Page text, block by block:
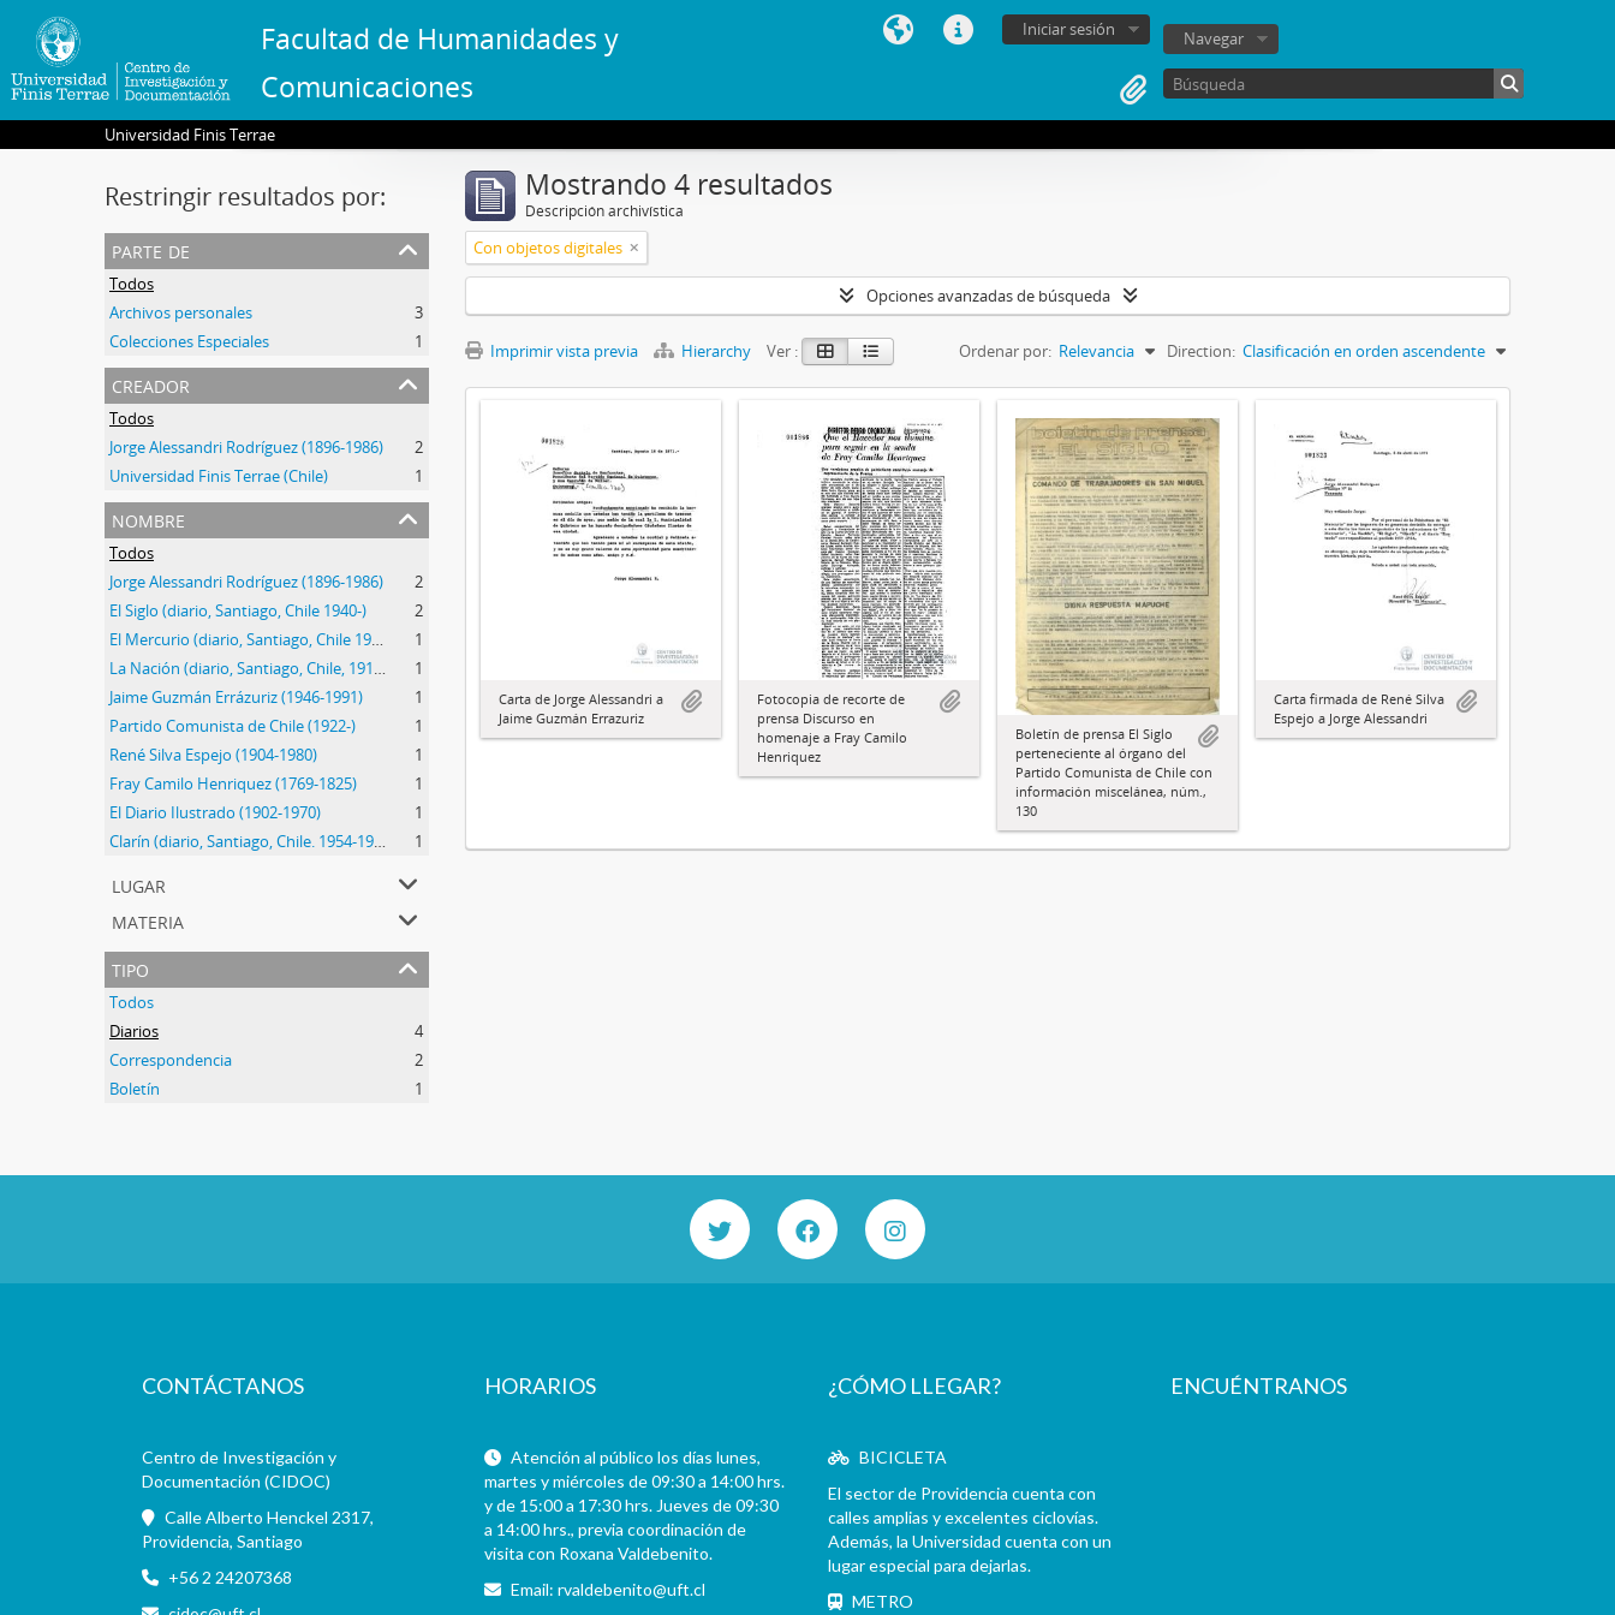
Facultad de Humanidades y
Comunicaciones
Iniciar sesión Navegar
Universidad Finis Terrae
Restringir resultados por:
parte de
Todos
Archivos personales
3
Colecciones Especiales
1
creador
Todos
Jorge Alessandri Rodríguez (1896-1986)
2
Universidad Finis Terrae (Chile)
1
nombre
Todos
Jorge Alessandri Rodríguez (1896-1986)
2
El Siglo (diario, Santiago, Chile 1940-)
2
El Mercurio (diario, Santiago, Chile 1900-)
1
La Nación (diario, Santiago, Chile, 1917-)
1
Jaime Guzmán Errázuriz (1946-1991)
1
Partido Comunista de Chile (1922-)
1
René Silva Espejo (1904-1980)
1
Fray Camilo Henriquez (1769-1825)
1
El Diario Ilustrado (1902-1970)
1
Clarín (diario, Santiago, Chile. 1954-1973)
1
lugar
materia
tipo
Todos
Diarios
4
Correspondencia
2
Boletín
1
Mostrando 4 resultados
Descripción archivística
Con objetos digitales
Opciones avanzadas de búsqueda
Imprimir vista previa Hierarchy Ver : Ordenar por: Relevancia Direction: Clasificación en orden ascendente
Carta de Jorge Alessandri a
Jaime Guzmán Errazuriz
Fotocopia de recorte de
prensa Discurso en
homenaje a Fray Camilo
Henriquez
Boletín de prensa El Siglo
perteneciente al órgano del
Partido Comunista de Chile con
información miscelánea, núm.,
130
Carta firmada de René Silva
Espejo a Jorge Alessandri
CONTÁCTANOS
Centro de Investigación y
Documentación (CIDOC)
Calle Alberto Henckel 2317,
Providencia, Santiago
+56 2 24207368
HORARIOS
Atención al público los días lunes,
martes y miércoles de 09:30 a 14:00 hrs.
y de 15:00 a 17:30 hrs. Jueves de 09:30
a 14:00 hrs., previa coordinación de
visita con Roxana Valdebenito.
Email:rvaldebenito@uft.cl
¿CÓMO LLEGAR?
BICICLETA
El sector de Providencia cuenta con
calles amplias y excelentes ciclovías.
Además, la Universidad cuenta con un
lugar especial para dejarlas.
METRO
ENCUÉNTRANOS